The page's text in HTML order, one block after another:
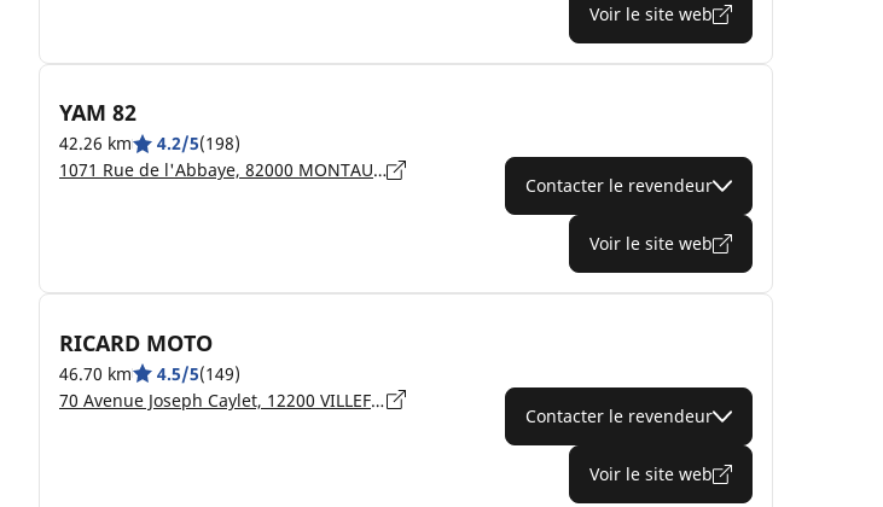
Voir le site web
YAM 82
42.26 km 4.2/5(198)
1071 Rue de l'Abbaye, 82000 MONTAUBAN
Contacter le revendeur
Voir le site web
RICARD MOTO
46.70 km 4.5/5(149)
70 Avenue Joseph Caylet, 12200 VILLEFRANCHE-DE-ROUERGUE
Contacter le revendeur
Voir le site web